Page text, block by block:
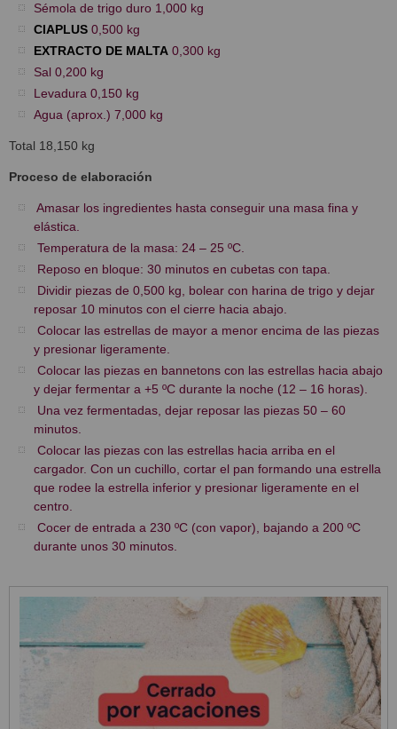
Sémola de trigo duro 1,000 kg
CIAPLUS 0,500 kg
EXTRACTO DE MALTA 0,300 kg
Sal 0,200 kg
Levadura 0,150 kg
Agua (aprox.) 7,000 kg
Total 18,150 kg
Proceso de elaboración
Amasar los ingredientes hasta conseguir una masa fina y
elástica.
Temperatura de la masa: 24 – 25 ºC.
Reposo en bloque: 30 minutos en cubetas con tapa.
Dividir piezas de 0,500 kg, bolear con harina de trigo y dejar
reposar 10 minutos con el cierre hacia abajo.
Colocar las estrellas de mayor a menor encima de las piezas
y presionar ligeramente.
Colocar las piezas en bannetons con las estrellas hacia abajo
y dejar fermentar a +5 ºC durante la noche (12 – 16 horas).
Una vez fermentadas, dejar reposar las piezas 50 – 60
minutos.
Colocar las piezas con las estrellas hacia arriba en el
cargador. Con un cuchillo, cortar el pan formando una estrella
que rodee la estrella inferior y presionar ligeramente en el
centro.
Cocer de entrada a 230 ºC (con vapor), bajando a 200 ºC
durante unos 30 minutos.